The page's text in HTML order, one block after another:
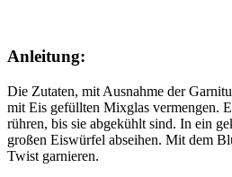
Anleitung:
Die Zutaten, mit Ausnahme der
mit Eis gefüllten Mixglas vermengen.
rühren, bis sie abgekühlt sind. In ein
großen Eiswürfel abseihen. Mit dem
Twist garnieren.